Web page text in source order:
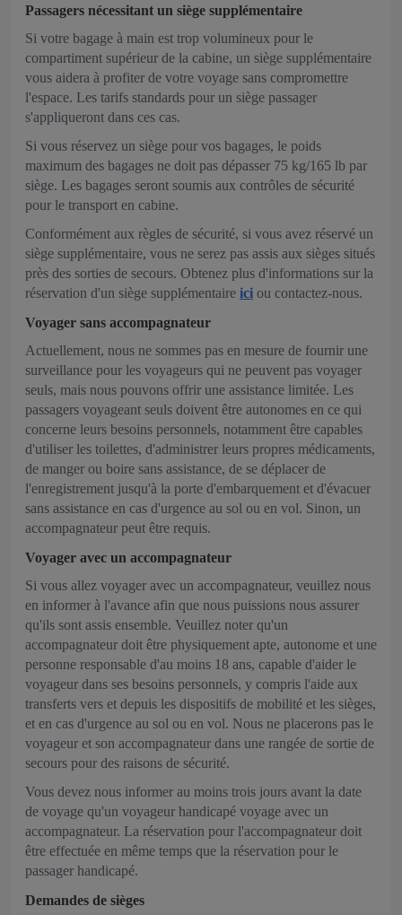
Passagers nécessitant un siège supplémentaire
Si votre bagage à main est trop volumineux pour le
compartiment supérieur de la cabine, un siège supplémentaire
vous aidera à profiter de votre voyage sans compromettre
l'espace. Les tarifs standards pour un siège passager
s'appliqueront dans ces cas.
Si vous réservez un siège pour vos bagages, le poids
maximum des bagages ne doit pas dépasser 75 kg/165 lb par
siège. Les bagages seront soumis aux contrôles de sécurité
pour le transport en cabine.
Conformément aux règles de sécurité, si vous avez réservé un
siège supplémentaire, vous ne serez pas assis aux sièges situés
près des sorties de secours. Obtenez plus d'informations sur la
réservation d'un siège supplémentaire ici ou contactez-nous.
Voyager sans accompagnateur
Actuellement, nous ne sommes pas en mesure de fournir une
surveillance pour les voyageurs qui ne peuvent pas voyager
seuls, mais nous pouvons offrir une assistance limitée. Les
passagers voyageant seuls doivent être autonomes en ce qui
concerne leurs besoins personnels, notamment être capables
d'utiliser les toilettes, d'administrer leurs propres médicaments,
de manger ou boire sans assistance, de se déplacer de
l'enregistrement jusqu'à la porte d'embarquement et d'évacuer
sans assistance en cas d'urgence au sol ou en vol. Sinon, un
accompagnateur peut être requis.
Voyager avec un accompagnateur
Si vous allez voyager avec un accompagnateur, veuillez nous
en informer à l'avance afin que nous puissions nous assurer
qu'ils sont assis ensemble. Veuillez noter qu'un
accompagnateur doit être physiquement apte, autonome et une
personne responsable d'au moins 18 ans, capable d'aider le
voyageur dans ses besoins personnels, y compris l'aide aux
transferts vers et depuis les dispositifs de mobilité et les sièges,
et en cas d'urgence au sol ou en vol. Nous ne placerons pas le
voyageur et son accompagnateur dans une rangée de sortie de
secours pour des raisons de sécurité.
Vous devez nous informer au moins trois jours avant la date
de voyage qu'un voyageur handicapé voyage avec un
accompagnateur. La réservation pour l'accompagnateur doit
être effectuée en même temps que la réservation pour le
passager handicapé.
Demandes de sièges